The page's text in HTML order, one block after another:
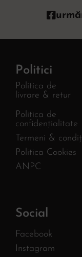
Politici
Politica de
livrare & retur
Politica de
confidențialitate
Termeni &
Politica Cookies
ANPC
Social
Facebook
Instagram